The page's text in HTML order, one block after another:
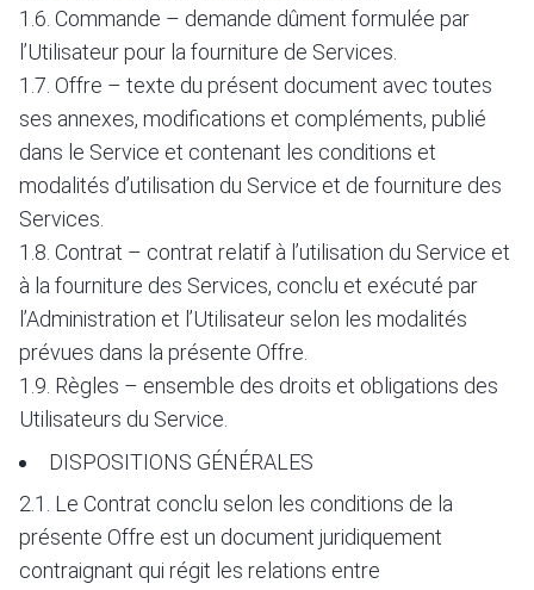
1.6. Commande – demande dûment formulée par
l’Utilisateur pour la fourniture de Services.
1.7. Offre – texte du présent document avec toutes
ses annexes, modifications et compléments, publié
dans le Service et contenant les conditions et
modalités d’utilisation du Service et de fourniture des
Services.
1.8. Contrat – contrat relatif à l’utilisation du Service et
à la fourniture des Services, conclu et exécuté par
l’Administration et l’Utilisateur selon les modalités
prévues dans la présente Offre.
1.9. Règles – ensemble des droits et obligations des
Utilisateurs du Service.
DISPOSITIONS GÉNÉRALES
2.1. Le Contrat conclu selon les conditions de la
présente Offre est un document juridiquement
contraignant qui régit les relations entre